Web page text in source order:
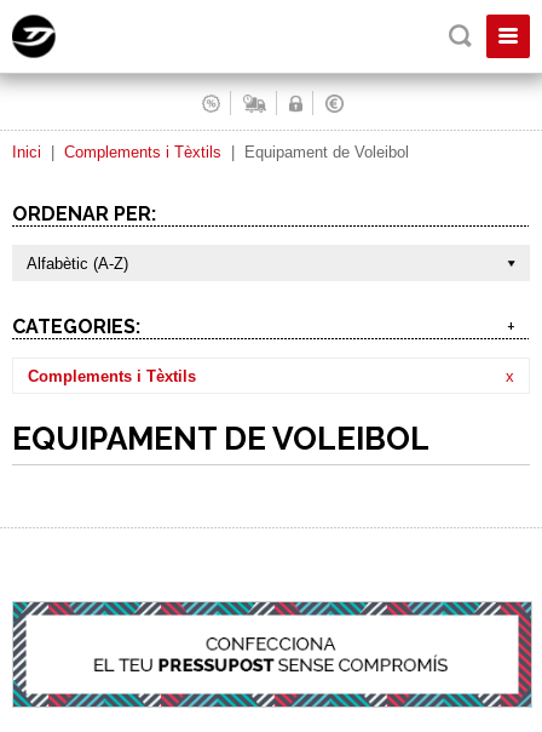
Inici Complements i Tèxtils Equipament de Voleibol
ORDENAR PER:
Alfabètic (A-Z)
CATEGORIES: +
Complements i Tèxtils x
EQUIPAMENT DE VOLEIBOL